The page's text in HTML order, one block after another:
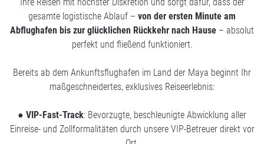
gesamte logistische Ablauf – von der ersten Minute am
Abflughafen bis zur glücklichen Rückkehr nach Hause – absolut
perfekt und fließend funktioniert.
Bereits ab dem Ankunftsflughafen im Land der Maya beginnt Ihr
maßgeschneidertes, exklusives Reiseerlebnis:
● VIP-Fast-Track: Bevorzugte, beschleunigte Abwicklung aller
Einreise- und Zollformalitäten durch unsere VIP-Betreuer direkt vor